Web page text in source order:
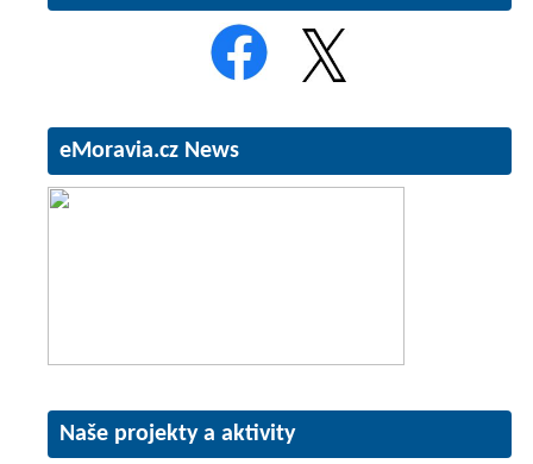
eMoravia.cz News
Naše projekty a aktivity